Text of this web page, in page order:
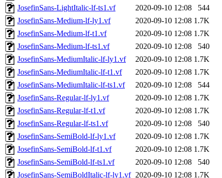
JosefinSans-LightItalic-lf-ts1.vf
2020-09-10 12:08
544
JosefinSans-Medium-lf-ly1.vf
2020-09-10 12:08 1.7K
JosefinSans-Medium-lf-t1.vf
2020-09-10 12:08 1.7K
JosefinSans-Medium-lf-ts1.vf
2020-09-10 12:08
540
JosefinSans-MediumItalic-lf-ly1.vf
2020-09-10 12:08 1.7K
JosefinSans-MediumItalic-lf-t1.vf
2020-09-10 12:08 1.7K
JosefinSans-MediumItalic-lf-ts1.vf
2020-09-10 12:08
544
JosefinSans-Regular-lf-ly1.vf
2020-09-10 12:08 1.7K
JosefinSans-Regular-lf-t1.vf
2020-09-10 12:08 1.7K
JosefinSans-Regular-lf-ts1.vf
2020-09-10 12:08
540
JosefinSans-SemiBold-lf-ly1.vf
2020-09-10 12:08 1.7K
JosefinSans-SemiBold-lf-t1.vf
2020-09-10 12:08 1.7K
JosefinSans-SemiBold-lf-ts1.vf
2020-09-10 12:08
540
JosefinSans-SemiBoldItalic-lf-ly1.vf 2020-09-10 12:08 1.7K